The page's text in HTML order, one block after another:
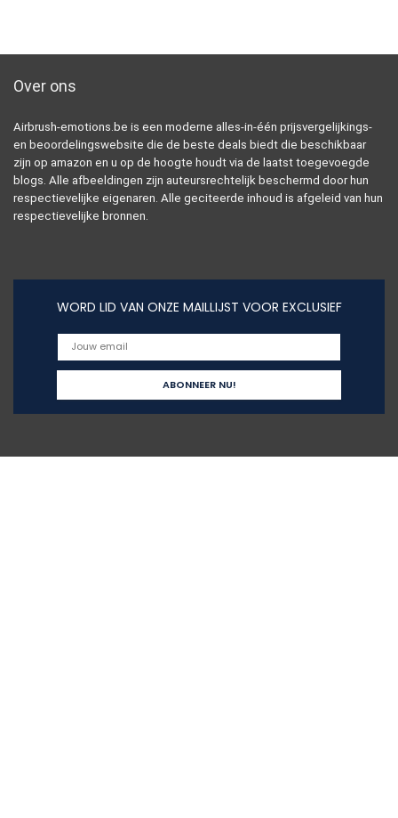
Over ons
Airbrush-emotions.be is een moderne alles-in-één prijsvergelijkings-
en beoordelingswebsite die de beste deals biedt die beschikbaar
zijn op amazon en u op de hoogte houdt via de laatst toegevoegde
blogs. Alle afbeeldingen zijn auteursrechtelijk beschermd door hun
respectievelijke eigenaren. Alle geciteerde inhoud is afgeleid van hun
respectievelijke bronnen.
WORD LID VAN ONZE MAILLIJST VOOR EXCLUSIEF